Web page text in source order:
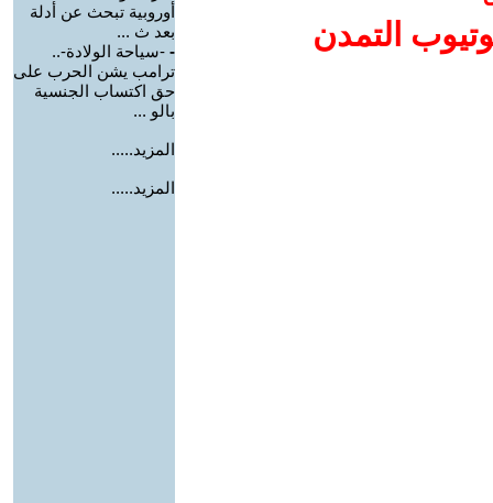
التمدن
أوروبية تبحث عن أدلة
بعد ث ...
- -سياحة الولادة-..
ترامب يشن الحرب على
حق اكتساب الجنسية
بالو ...
المزيد.....
المزيد.....